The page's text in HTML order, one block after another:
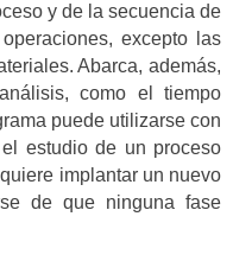
y de la secuencia de
excepto las
Abarca, además,
como el tiempo
puede utilizarse con
estudio de un proceso
implantar un nuevo
de que ninguna fase